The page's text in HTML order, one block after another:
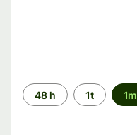
Przedział
czasu
48 h 1t 1m